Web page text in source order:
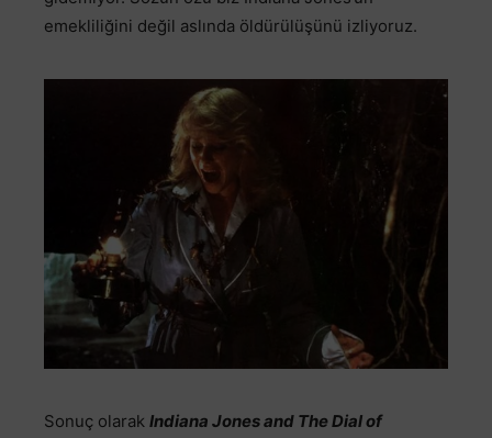
emekliliğini değil aslında öldürülüşünü izliyoruz.
Sonuç olarak Indiana Jones and The Dial of